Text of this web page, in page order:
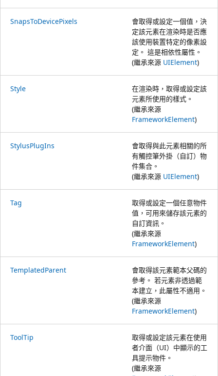
SnapsToDevicePixels
會取得或設定一個值，決
定該元素在渲染時是否應
該使用裝置特定的像素設
定。 這是相依性屬性。
(繼承來源 UIElement)
Style
在渲染時，取得或設定該
元素所使用的樣式。
(繼承來源
FrameworkElement)
StylusPlugIns
會取得與此元素相關的所
有觸控筆外掛（自訂）物
件集合。
(繼承來源 UIElement)
Tag
取得或設定一個任意物件
值，可用來儲存該元素的
自訂資訊。
(繼承來源
FrameworkElement)
TemplatedParent
會取得該元素範本父碼的
參考。 若元素非透過範
本建立，此屬性不適用。
(繼承來源
FrameworkElement)
ToolTip
取得或設定該元素在使用
者介面（UI）中顯示的工
具提示物件。
(繼承來源